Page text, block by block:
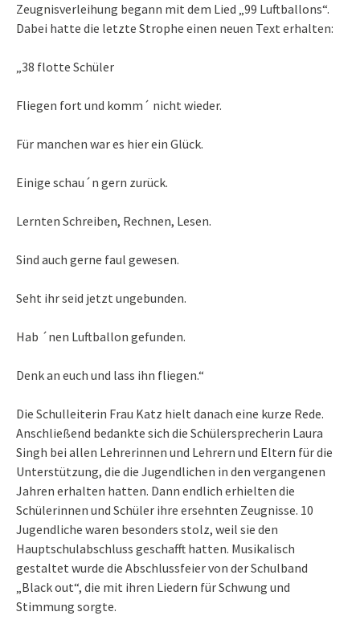
Zeugnisverleihung begann mit dem Lied „99 Luftballons“.
Dabei hatte die letzte Strophe einen neuen Text erhalten:
„38 flotte Schüler
Fliegen fort und komm´ nicht wieder.
Für manchen war es hier ein Glück.
Einige schau´n gern zurück.
Lernten Schreiben, Rechnen, Lesen.
Sind auch gerne faul gewesen.
Seht ihr seid jetzt ungebunden.
Hab ´nen Luftballon gefunden.
Denk an euch und lass ihn fliegen.“
Die Schulleiterin Frau Katz hielt danach eine kurze Rede.
Anschließend bedankte sich die Schülersprecherin Laura
Singh bei allen Lehrerinnen und Lehrern und Eltern für die
Unterstützung, die die Jugendlichen in den vergangenen
Jahren erhalten hatten. Dann endlich erhielten die
Schülerinnen und Schüler ihre ersehnten Zeugnisse. 10
Jugendliche waren besonders stolz, weil sie den
Hauptschulabschluss geschafft hatten. Musikalisch
gestaltet wurde die Abschlussfeier von der Schulband
„Black out“, die mit ihren Liedern für Schwung und
Stimmung sorgte.